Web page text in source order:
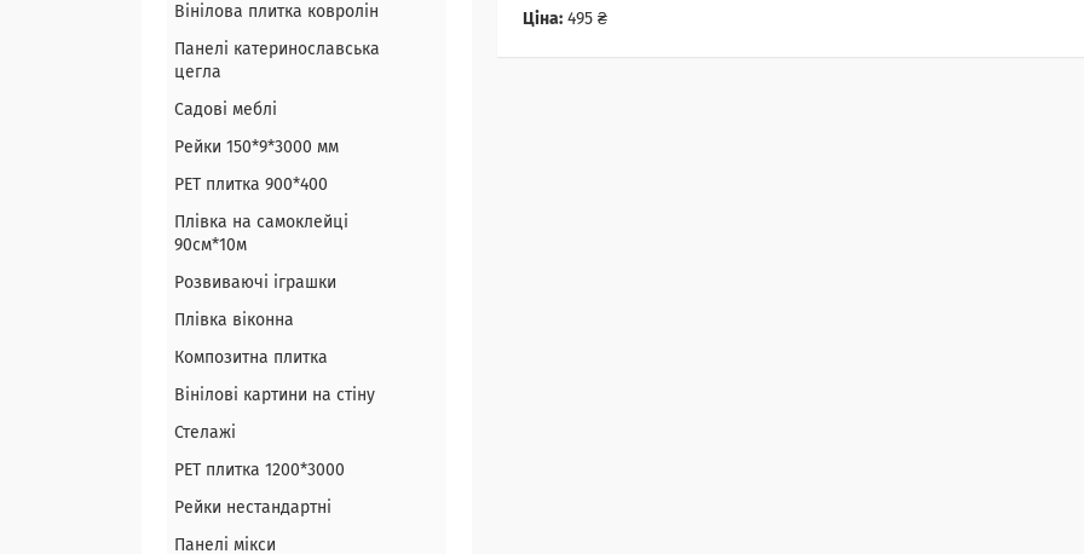
Ціна: 495 ₴
Вінілова плитка ковролін
Панелі катеринославська
цегла
Садові меблі
Рейки 150*9*3000 мм
PET плитка 900*400
Плівка на самоклейці
90см*10м
Розвиваючі іграшки
Плівка віконна
Композитна плитка
Вінілові картини на стіну
Стелажі
PЕT плитка 1200*3000
Рейки нестандартні
Панелі мікси